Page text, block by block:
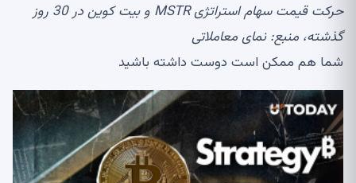
حرکت قیمت سهام استراتژی MSTR و بیت کوین در 30 روز
گذشته، منبع:نمای معاملاتی
شما هم ممکن است دوست داشته باشید